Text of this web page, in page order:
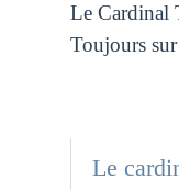
Le Cardinal
Toujours sur
Le